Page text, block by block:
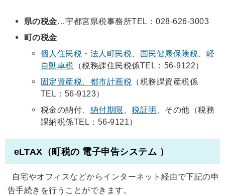
県の税金 …宇都宮県税事務所TEL：028-626-3003
町の税金
個人住民税 ・ 法人町民税 国民健康保険税
軽
自動車税 （税務課住民税係TEL：56-9122）
固定資産税、都市計画税 （税務課資産税係
TEL：56-9123）
税金の納付、 納付期限 、税証明
、その他（税務
課納税係TEL：56-9121）
eLTAX （町税の 電子申告システム ）
自宅やオフィスなどからインターネット経由で下記の申
告手続きを行うことができます。